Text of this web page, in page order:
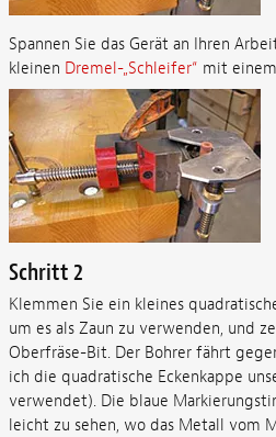
Spannen Sie das Gerät an Ihren
kleinen Dremel-„Schleifer“ mit
Schritt 2
Klemmen Sie ein kleines
um es als Zaun zu verwenden, und
Oberfräse-Bit. Der Bohrer fährt
ich die quadratische Eckenkappe
verwendet). Die blaue
leicht zu sehen, wo das Metall vom